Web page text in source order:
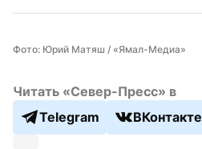
Фото: Юрий Матяш / «Ямал-Медиа»
Читать «Север-Пресс» в
Telegram
ВКонтакте